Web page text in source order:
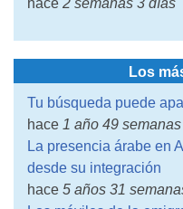
hace 2 semanas 3 días
Los
Tu búsqueda puede
hace 1 año 49 semanas
La presencia árabe en
desde su integración
hace 5 años 31